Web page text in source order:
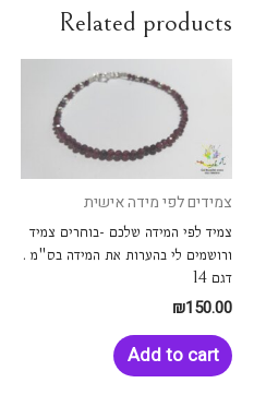
Related products
צמידים לפי מידה אישית
צמיד לפי המידה שלכם -בוחרים צמיד
ורושמים לי בהערות את המידה בס"מ .
דגם 14
₪150.00
Add to cart